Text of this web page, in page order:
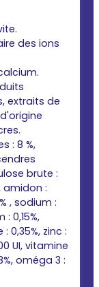
des ions
extraits de
: 8 %,
brute :
amidon :
, sodium :
0,15%,
0,35%, zinc :
UI, vitamine
oméga 3 :